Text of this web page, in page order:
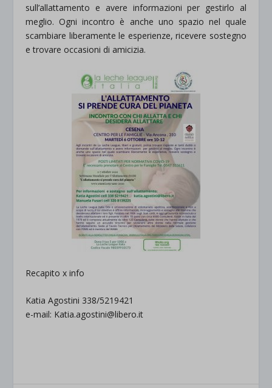
sull’allattamento e avere informazioni per gestirlo al
meglio. Ogni incontro è anche uno spazio nel quale
scambiare liberamente le esperienze, ricevere sostegno
e trovare occasioni di amicizia.
Recapito x info
Katia Agostini 338/5219421
e-mail: Katia.agostini@libero.it